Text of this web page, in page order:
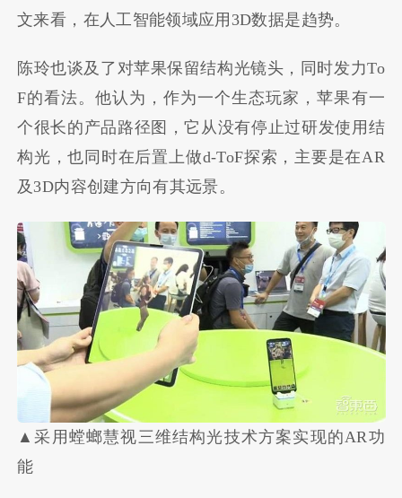
文来看，在人工智能领域应用3D数据是趋势。
陈玲也谈及了对苹果保留结构光镜头，同时发力To
F的看法。他认为，作为一个生态玩家，苹果有一
个很长的产品路径图，它从没有停止过研发使用结
构光，也同时在后置上做d-ToF探索，主要是在AR
及3D内容创建方向有其远景。
▲采用螳螂慧视三维结构光技术方案实现的AR功
能